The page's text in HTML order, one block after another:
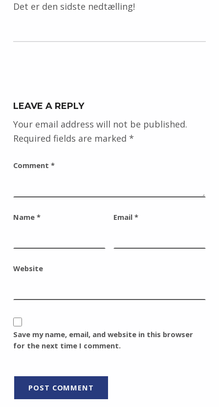
Det er den sidste nedtælling!
LEAVE A REPLY
Your email address will not be published.
Required fields are marked *
Comment *
Name * Email *
Website
Save my name, email, and website in this browser
for the next time I comment.